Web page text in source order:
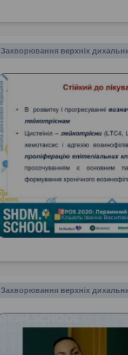
Захворювання верхніх
Захворювання верхніх